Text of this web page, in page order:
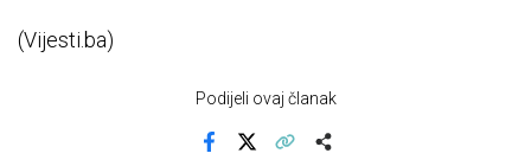
(Vijesti.ba)
Podijeli ovaj članak